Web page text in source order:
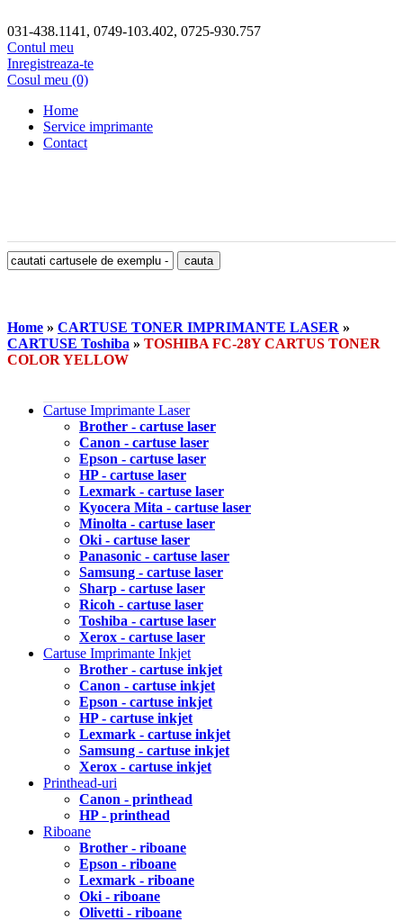
031-438.1141, 0749-103.402, 0725-930.757
Contul meu
Inregistreaza-te
Cosul meu (0)
Home
Service imprimante
Contact
Home » CARTUSE TONER IMPRIMANTE LASER »
CARTUSE Toshiba » TOSHIBA FC-28Y CARTUS TONER
COLOR YELLOW
Cartuse Imprimante Laser
Brother - cartuse laser
Canon - cartuse laser
Epson - cartuse laser
HP - cartuse laser
Lexmark - cartuse laser
Kyocera Mita - cartuse laser
Minolta - cartuse laser
Oki - cartuse laser
Panasonic - cartuse laser
Samsung - cartuse laser
Sharp - cartuse laser
Ricoh - cartuse laser
Toshiba - cartuse laser
Xerox - cartuse laser
Cartuse Imprimante Inkjet
Brother - cartuse inkjet
Canon - cartuse inkjet
Epson - cartuse inkjet
HP - cartuse inkjet
Lexmark - cartuse inkjet
Samsung - cartuse inkjet
Xerox - cartuse inkjet
Printhead-uri
Canon - printhead
HP - printhead
Riboane
Brother - riboane
Epson - riboane
Lexmark - riboane
Oki - riboane
Olivetti - riboane